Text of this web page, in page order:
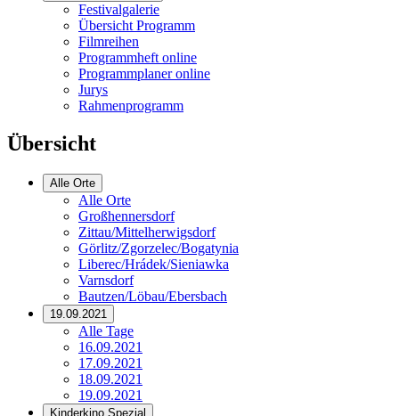
Festivalgalerie
Übersicht Programm
Filmreihen
Programmheft online
Programmplaner online
Jurys
Rahmenprogramm
Übersicht
Alle Orte
Alle Orte
Großhennersdorf
Zittau/Mittelherwigsdorf
Görlitz/Zgorzelec/Bogatynia
Liberec/Hrádek/Sieniawka
Varnsdorf
Bautzen/Löbau/Ebersbach
19.09.2021
Alle Tage
16.09.2021
17.09.2021
18.09.2021
19.09.2021
Kinderkino Spezial